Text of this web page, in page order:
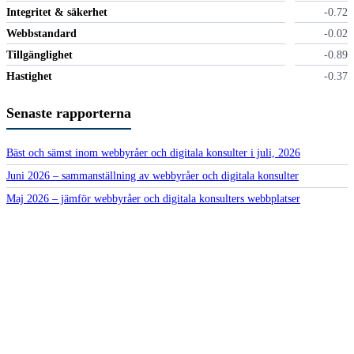
Integritet & säkerhet
-0.72
Webbstandard
-0.02
Tillgänglighet
-0.89
Hastighet
-0.37
Senaste rapporterna
Bäst och sämst inom webbyråer och digitala konsulter i juli, 2026
Juni 2026 – sammanställning av webbyråer och digitala konsulter
Maj 2026 – jämför webbyråer och digitala konsulters webbplatser